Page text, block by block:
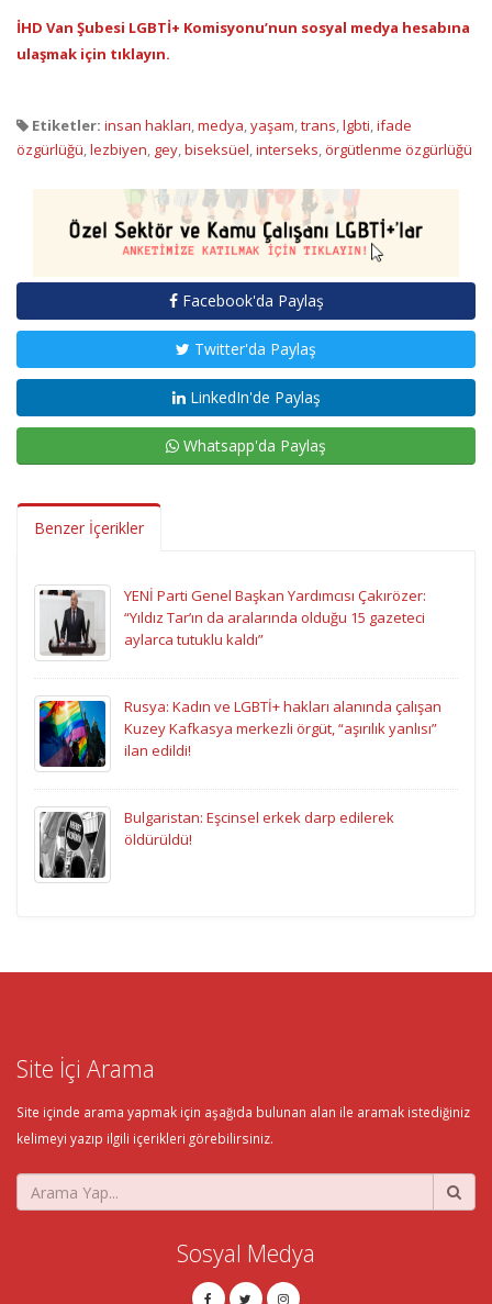
İHD Van Şubesi LGBTİ+ Komisyonu’nun sosyal medya hesabına
ulaşmak için tıklayın.
Etiketler: insan hakları,medya,yaşam,trans,lgbti,ifade
özgürlüğü,lezbiyen, gey,biseksüel,interseks,örgütlenme özgürlüğü
Facebook'da Paylaş
Twitter'da Paylaş
LinkedIn'de Paylaş
Whatsapp'da Paylaş
Benzer İçerikler
YENİ Parti Genel Başkan Yardımcısı Çakırözer:
“Yıldız Tar’ın da aralarında olduğu 15 gazeteci
aylarca tutuklu kaldı”
Rusya: Kadın ve LGBTİ+ hakları alanında çalışan
Kuzey Kafkasya merkezli örgüt, “aşırılık yanlısı”
ilan edildi!
Bulgaristan: Eşcinsel erkek darp edilerek
öldürüldü!
Site İçi Arama
Site içinde arama yapmak için aşağıda bulunan alan ile aramak istediğiniz
kelimeyi yazıp ilgili içerikleri görebilirsiniz.
Sosyal Medya